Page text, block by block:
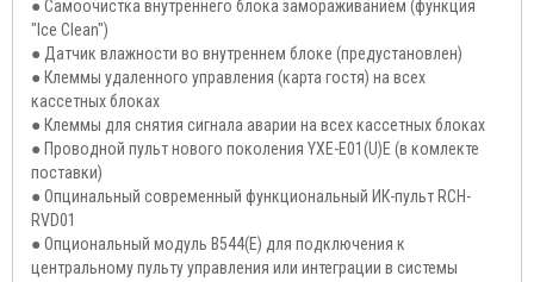
● Самоочистка внутреннего блока замораживанием (функция
"Ice Clean")
● Датчик влажности во внутреннем блоке (предустановлен)
● Клеммы удаленного управления (карта гостя) на всех
кассетных блоках
● Клеммы для снятия сигнала аварии на всех кассетных блоках
● Проводной пульт нового поколения YXE-E01(U)E (в комлекте
поставки)
● Опцинальный современный функциональный ИК-пульт RCH-
RVD01
● Опциональный модуль B544(E) для подключения к
центральному пульту управления или интеграции в системы